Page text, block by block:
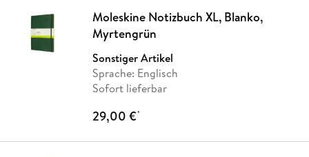
Moleskine Notizbuch XL, Blanko,
Myrtengrün
Sonstiger Artikel
Sprache: Englisch
Sofort lieferbar
29,00 €*